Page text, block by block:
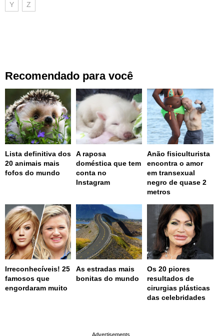
Y Z
Recomendado para você
Lista definitiva dos
20 animais mais
fofos do mundo
A raposa
doméstica que tem
conta no
Instagram
Anão fisiculturista
encontra o amor
em transexual
negro de quase 2
metros
Irreconhecíveis! 25
famosos que
engordaram muito
As estradas mais
bonitas do mundo
Os 20 piores
resultados de
cirurgias plásticas
das celebridades